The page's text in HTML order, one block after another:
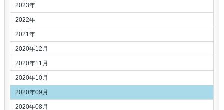
2023年
2022年
2021年
2020年12月
2020年11月
2020年10月
2020年09月
2020年08月